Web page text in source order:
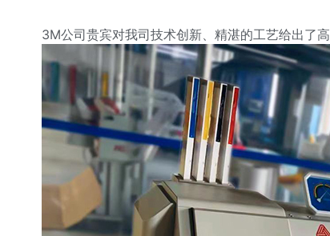
3M公司贵宾对我司技术创新、精湛的工艺给出了